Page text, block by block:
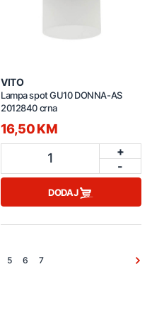
VITO
Lampa spot GU10 DONNA-AS
2012840 crna
16,50 KM
1
+
-
DODAJ
5 6 7